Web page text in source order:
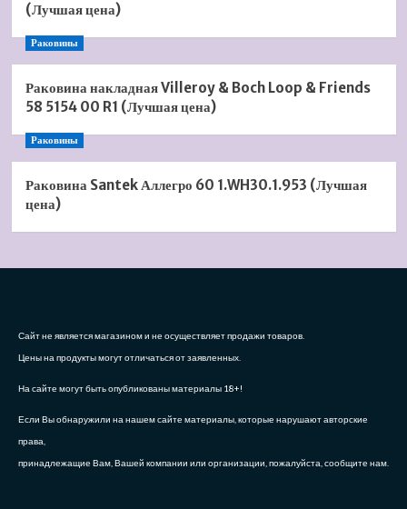
(Лучшая цена)
Раковины
Раковина накладная Villeroy & Boch Loop & Friends
58 5154 00 R1 (Лучшая цена)
Раковины
Раковина Santek Аллегро 60 1.WH30.1.953 (Лучшая
цена)
Сайт не является магазином и не осуществляет продажи товаров.
Цены на продукты могут отличаться от заявленных.
На сайте могут быть опубликованы материалы 18+!
Если Вы обнаружили на нашем сайте материалы, которые нарушают авторские
права,
принадлежащие Вам, Вашей компании или организации, пожалуйста, сообщите нам.